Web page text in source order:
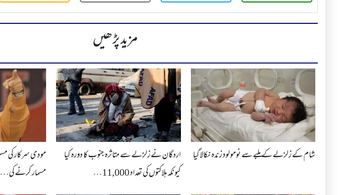
مزید پڑھیں
شام کے زلزلے کے ملبے سے نومولود زندہ نکالا گیا
اردگان نے زلزلے سے متاثرہ جنوب کا دورہ کیا
کیونکہ ہلاکتوں کی تعداد 11,000…
مسمار کرنے کی…